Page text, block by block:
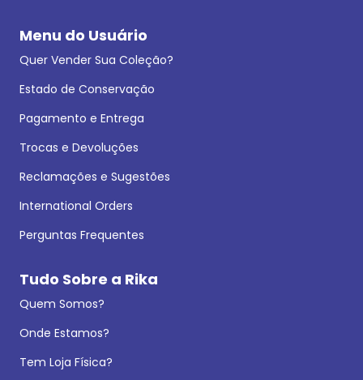
Menu do Usuário
Quer Vender Sua Coleção?
Estado de Conservação
Pagamento e Entrega
Trocas e Devoluções
Reclamações e Sugestões
International Orders
Perguntas Frequentes
Tudo Sobre a Rika
Quem Somos?
Onde Estamos?
Tem Loja Física?